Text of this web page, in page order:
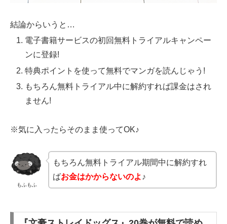
結論からいうと…
電子書籍サービスの初回無料トライアルキャンペー
ンに登録!
特典ポイントを使って無料でマンガを読んじゃう!
もちろん無料トライアル中に解約すれば課金はされ
ません!
※気に入ったらそのまま使ってOK♪
もふもふ
もちろん無料トライアル期間中に解約すれ
ばお金はかからないのよ ♪